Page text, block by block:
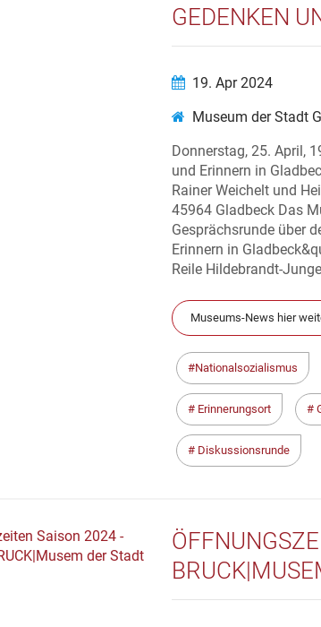
GEDENKEN
19. Apr 2024
Museum der Stadt
Donnerstag, 25. April,
und Erinnern in
Rainer Weichelt und
45964 Gladbeck Das
Gesprächsrunde über
Erinnern in
Reile Hildebrandt-
Museums-News hier
Nationalsozialismus
Erinnerungsort
Diskussionsrunde